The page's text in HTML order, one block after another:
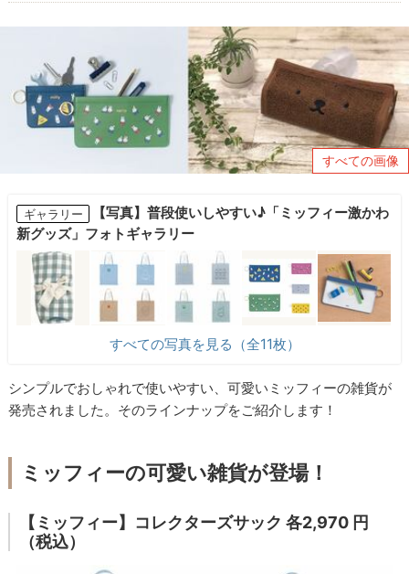
すべての画像
ギャラリー
【写真】普段使いしやすい♪「ミッフィー激かわ
新グッズ」フォトギャラリー
すべての写真を見る（全11枚）
シンプルでおしゃれで使いやすい、可愛いミッフィーの雑貨が
発売されました。そのラインナップをご紹介します！
ミッフィーの可愛い雑貨が登場！
【ミッフィー】コレクターズサック 各2,970 円
（税込）